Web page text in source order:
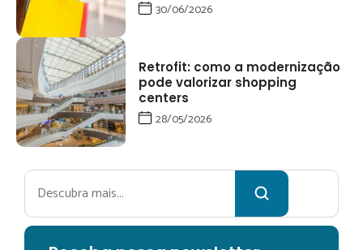
30/06/2026
Retrofit: como a modernização
pode valorizar shopping
centers
28/05/2026
Pesquisar